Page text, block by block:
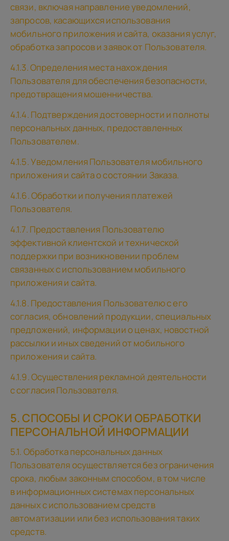
связи, включая направление уведомлений,
запросов, касающихся использования
мобильного приложения и сайта, оказания услуг,
обработка запросов и заявок от Пользователя.
4.1.3. Определения места нахождения
Пользователя для обеспечения безопасности,
предотвращения мошенничества.
4.1.4. Подтверждения достоверности и полноты
персональных данных, предоставленных
Пользователем.
4.1.5. Уведомления Пользователя мобильного
приложения и сайта о состоянии Заказа.
4.1.6. Обработки и получения платежей
Пользователя.
4.1.7. Предоставления Пользователю
эффективной клиентской и технической
поддержки при возникновении проблем
связанных с использованием мобильного
приложения и сайта.
4.1.8. Предоставления Пользователю с его
согласия, обновлений продукции, специальных
предложений, информации о ценах, новостной
рассылки и иных сведений от мобильного
приложения и сайта.
4.1.9. Осуществления рекламной деятельности
с согласия Пользователя.
5. СПОСОБЫ И СРОКИ ОБРАБОТКИ
ПЕРСОНАЛЬНОЙ ИНФОРМАЦИИ
5.1. Обработка персональных данных
Пользователя осуществляется без ограничения
срока, любым законным способом, в том числе
в информационных системах персональных
данных с использованием средств
автоматизации или без использования таких
средств.